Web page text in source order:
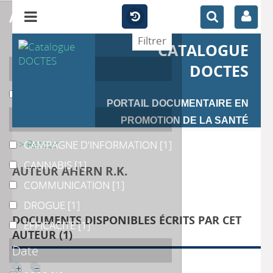
CATALOGUE
DOCTES
PORTAIL DOCUMENTAIRE EN
PROMOTION DE LA SANTÉ
>> Retour
AUTEUR AHERN R.K.
DOCUMENTS DISPONIBLES ÉCRITS PAR CET
AUTEUR (1)
affiner
Auteur
YZER M.C.
CAMPAGNE D'INFORMATION
CAMPAGNE D'INFORMATION [1]
CANNABIS
CANNABIS[1]
COMMUNICATION
COMMUNICATION [1]
DROGUE
DROGUE [1]
EFFICACITE
EFFICACITE[1]
Date